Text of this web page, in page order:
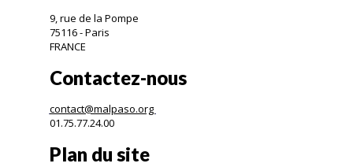
9, rue de la Pompe
75116 - Paris
FRANCE
Contactez-nous
contact@malpaso.org
01.75.77.24.00
Plan du site